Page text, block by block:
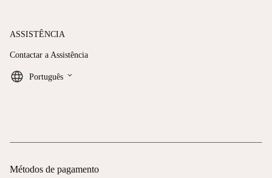
ASSISTÊNCIA
Contactar a Assistência
Português keyboard_arrow_down
Métodos de pagamento